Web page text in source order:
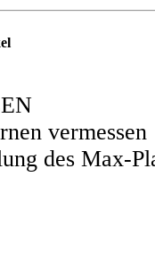
vermessen
des Max-